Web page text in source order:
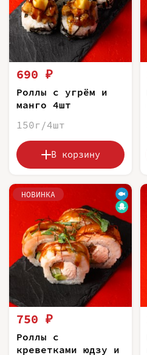
690 ₽
Роллы с угрём и
манго 4шт
150г/4шт
В корзину
НОВИНКА
750 ₽
Роллы с
креветками юдзу и